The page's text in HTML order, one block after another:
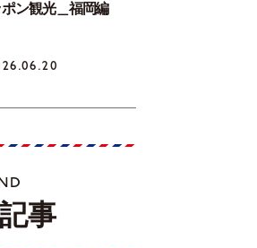
ポン観光＿福岡編
事